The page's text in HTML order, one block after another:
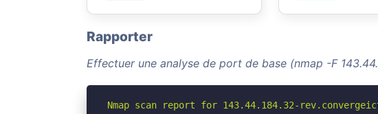
Rapporter
Effectuer une analyse de port de base (nmap -F
Nmap scan report for 143.44.184.32-